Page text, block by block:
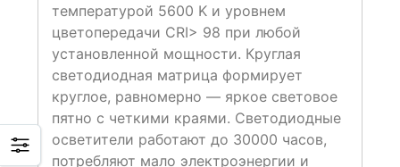
температурой 5600 K и уровнем
цветопередачи CRI> 98 при любой
установленной мощности. Круглая
светодиодная матрица формирует
круглое, равномерно — яркое световое
пятно с четкими краями. Светодиодные
осветители работают до 30000 часов,
потребляют мало электроэнергии и